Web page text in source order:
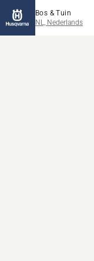
Bos & Tuin
NL, Nederlands